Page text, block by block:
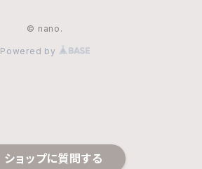
ショップに質問する
© nano.
Powered by